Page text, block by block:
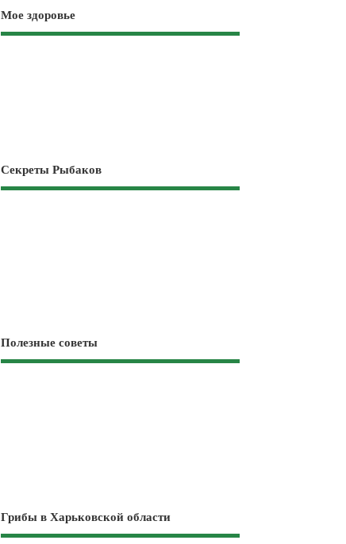
Мое здоровье
Секреты Рыбаков
Полезные советы
Грибы в Харьковской области